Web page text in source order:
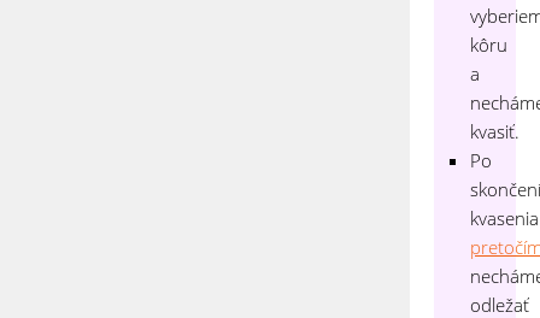
kôru
a
kvasiť.
Po
skončení
kvasenia
odležať